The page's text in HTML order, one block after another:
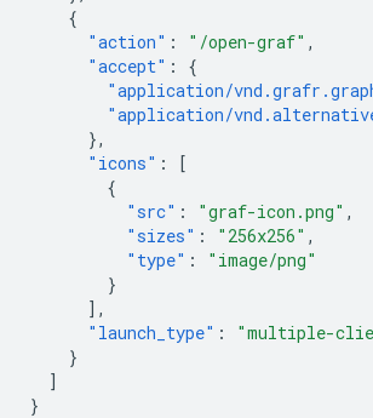
{
"action" : "/open-graf" ,
"accept" :
{
"application/
"application/
},
"icons" :
[
{
"src" : "graf-icon.png" ,
"sizes" : "256x256" ,
"type" :
"image/png"
}
],
"launch_type" :
"multiple-
}
]
}